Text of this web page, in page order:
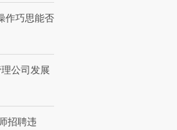
作巧思能否
公司发展
招聘违